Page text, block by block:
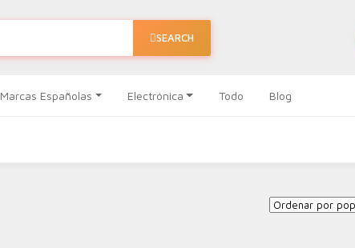
SEARCH
Marcas Españolas Electrónica Todo Blog